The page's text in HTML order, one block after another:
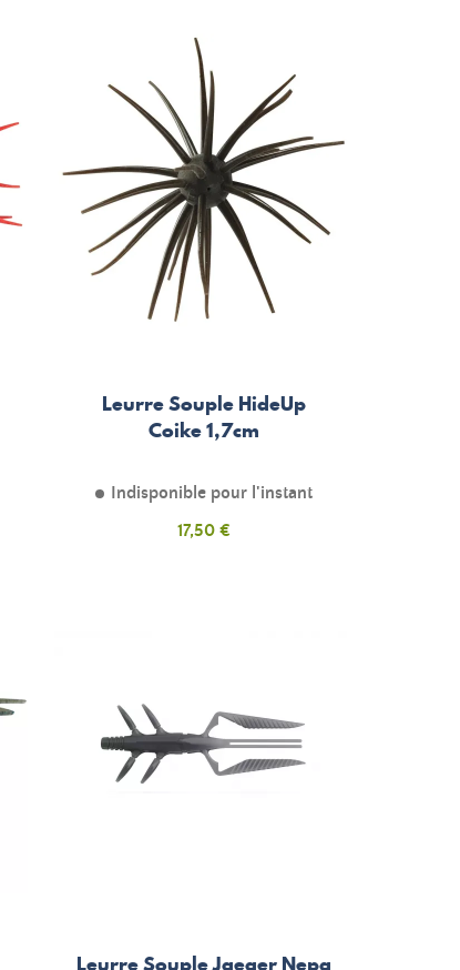
Leurre Souple HideUp
Coike 1,7cm
Indisponible pour l'instant
Prix
17,50 €
Leurre Souple Jaeger Nepa